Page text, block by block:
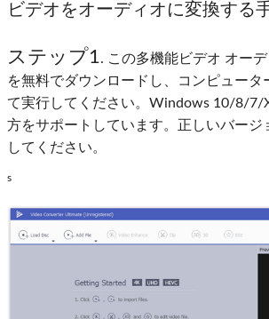
ビデオをオーディオに変換する
ステップ1. この多機能ビデオ オー
を無料でダウンロードし、コンピュータ
て実行してください。Windows 10/8/7/
方をサポートしています。正しいバージ
してください。
s